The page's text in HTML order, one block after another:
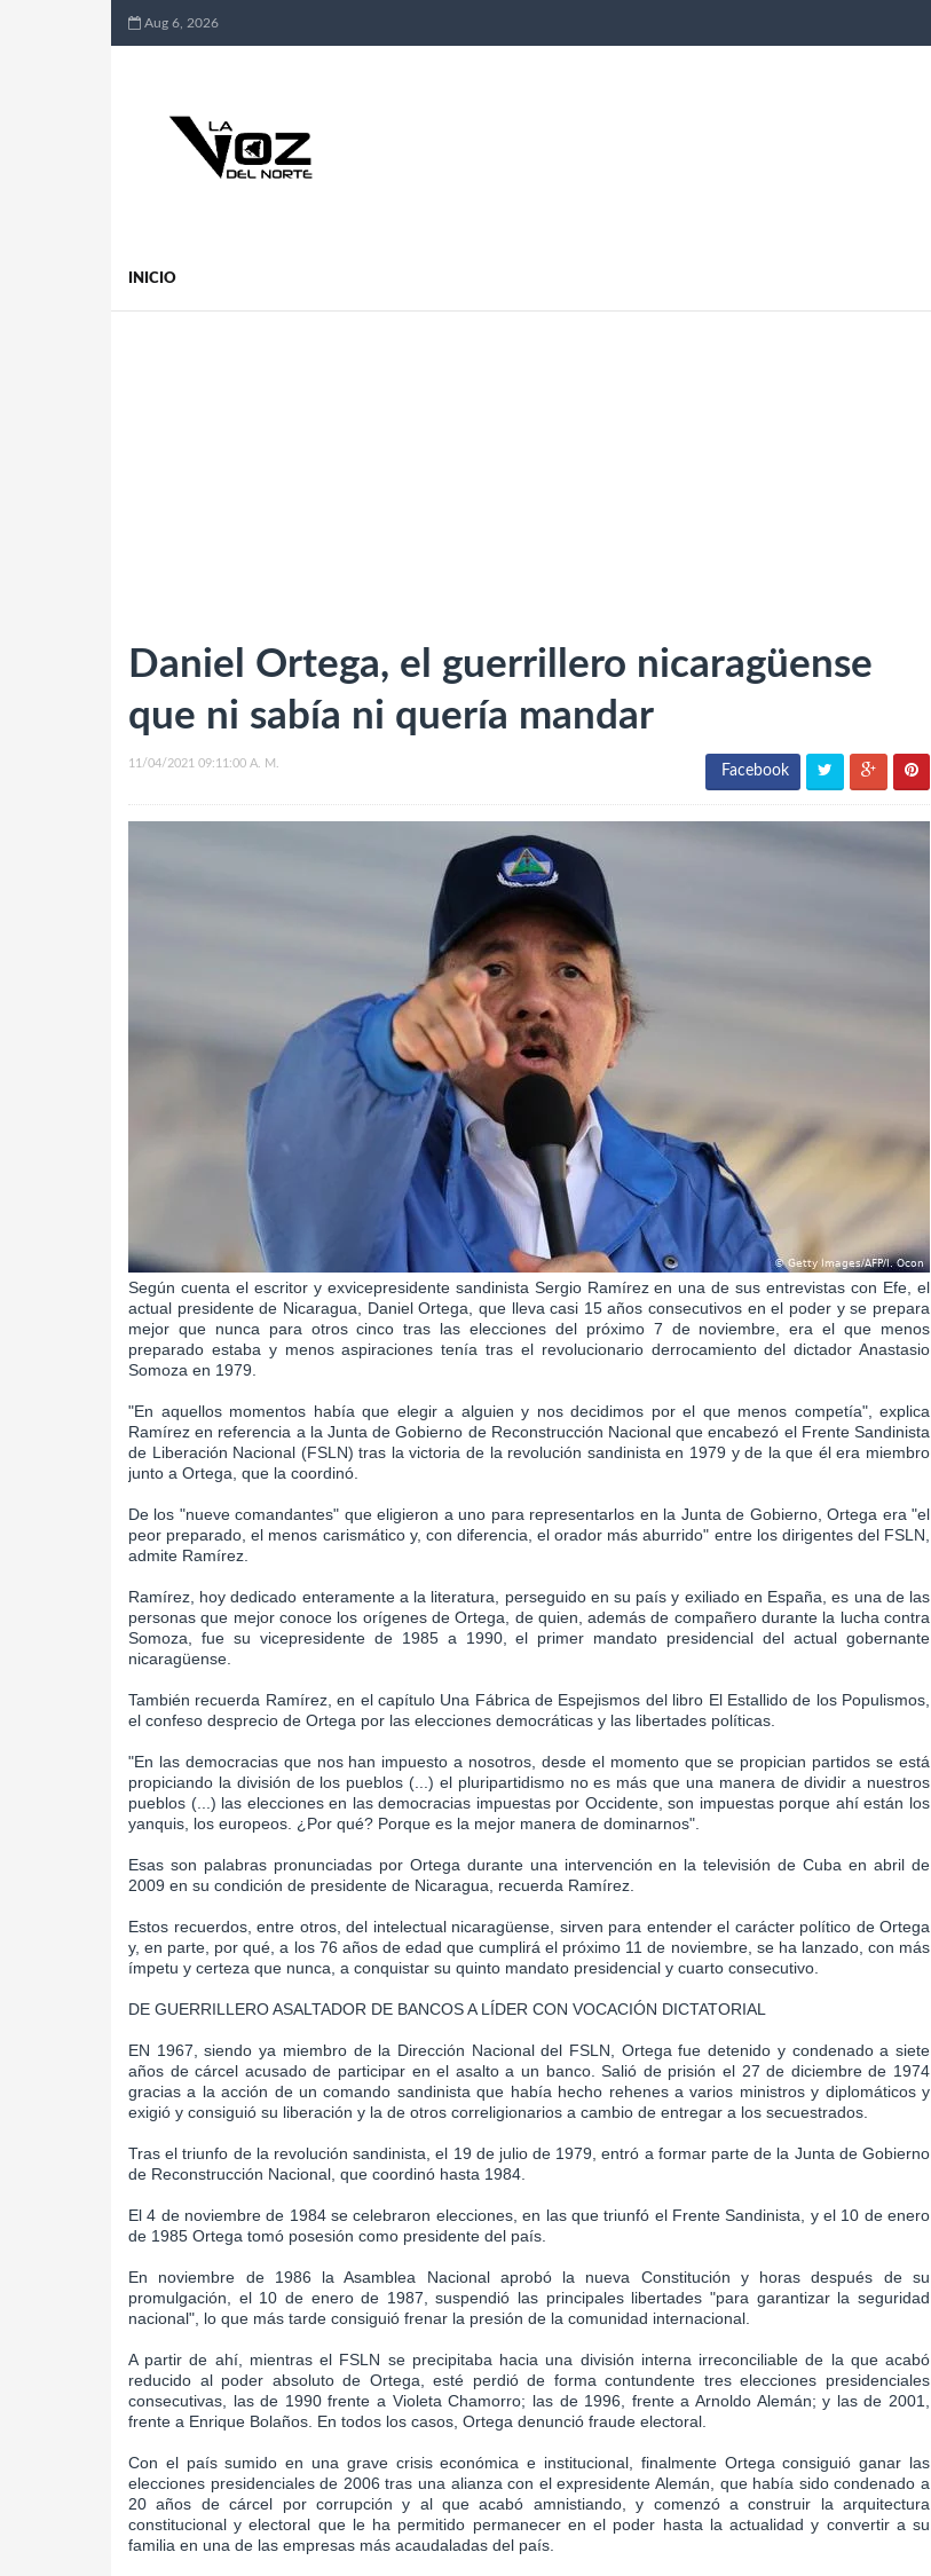
Aug 6, 2026
INICIO
Daniel Ortega, el guerrillero nicaragüense
que ni sabía ni quería mandar
11/04/2021 09:11:00 A. M. Facebook
Según cuenta el escritor y exvicepresidente sandinista Sergio Ramírez en una de sus entrevistas con Efe, el
actual presidente de Nicaragua, Daniel Ortega, que lleva casi 15 años consecutivos en el poder y se prepara
mejor que nunca para otros cinco tras las elecciones del próximo 7 de noviembre, era el que menos
preparado estaba y menos aspiraciones tenía tras el revolucionario derrocamiento del dictador Anastasio
Somoza en 1979.
"En aquellos momentos había que elegir a alguien y nos decidimos por el que menos competía", explica
Ramírez en referencia a la Junta de Gobierno de Reconstrucción Nacional que encabezó el Frente Sandinista
de Liberación Nacional (FSLN) tras la victoria de la revolución sandinista en 1979 y de la que él era miembro
junto a Ortega, que la coordinó.
De los "nueve comandantes" que eligieron a uno para representarlos en la Junta de Gobierno, Ortega era "el
peor preparado, el menos carismático y, con diferencia, el orador más aburrido" entre los dirigentes del FSLN,
admite Ramírez.
Ramírez, hoy dedicado enteramente a la literatura, perseguido en su país y exiliado en España, es una de las
personas que mejor conoce los orígenes de Ortega, de quien, además de compañero durante la lucha contra
Somoza, fue su vicepresidente de 1985 a 1990, el primer mandato presidencial del actual gobernante
nicaragüense.
También recuerda Ramírez, en el capítulo Una Fábrica de Espejismos del libro El Estallido de los Populismos,
el confeso desprecio de Ortega por las elecciones democráticas y las libertades políticas.
"En las democracias que nos han impuesto a nosotros, desde el momento que se propician partidos se está
propiciando la división de los pueblos (...) el pluripartidismo no es más que una manera de dividir a nuestros
pueblos (...) las elecciones en las democracias impuestas por Occidente, son impuestas porque ahí están los
yanquis, los europeos. ¿Por qué? Porque es la mejor manera de dominarnos".
Esas son palabras pronunciadas por Ortega durante una intervención en la televisión de Cuba en abril de
2009 en su condición de presidente de Nicaragua, recuerda Ramírez.
Estos recuerdos, entre otros, del intelectual nicaragüense, sirven para entender el carácter político de Ortega
y, en parte, por qué, a los 76 años de edad que cumplirá el próximo 11 de noviembre, se ha lanzado, con más
ímpetu y certeza que nunca, a conquistar su quinto mandato presidencial y cuarto consecutivo.
DE GUERRILLERO ASALTADOR DE BANCOS A LÍDER CON VOCACIÓN DICTATORIAL
EN 1967, siendo ya miembro de la Dirección Nacional del FSLN, Ortega fue detenido y condenado a siete
años de cárcel acusado de participar en el asalto a un banco. Salió de prisión el 27 de diciembre de 1974
gracias a la acción de un comando sandinista que había hecho rehenes a varios ministros y diplomáticos y
exigió y consiguió su liberación y la de otros correligionarios a cambio de entregar a los secuestrados.
Tras el triunfo de la revolución sandinista, el 19 de julio de 1979, entró a formar parte de la Junta de Gobierno
de Reconstrucción Nacional, que coordinó hasta 1984.
El 4 de noviembre de 1984 se celebraron elecciones, en las que triunfó el Frente Sandinista, y el 10 de enero
de 1985 Ortega tomó posesión como presidente del país.
En noviembre de 1986 la Asamblea Nacional aprobó la nueva Constitución y horas después de su
promulgación, el 10 de enero de 1987, suspendió las principales libertades "para garantizar la seguridad
nacional", lo que más tarde consiguió frenar la presión de la comunidad internacional.
A partir de ahí, mientras el FSLN se precipitaba hacia una división interna irreconciliable de la que acabó
reducido al poder absoluto de Ortega, esté perdió de forma contundente tres elecciones presidenciales
consecutivas, las de 1990 frente a Violeta Chamorro; las de 1996, frente a Arnoldo Alemán; y las de 2001,
frente a Enrique Bolaños. En todos los casos, Ortega denunció fraude electoral.
Con el país sumido en una grave crisis económica e institucional, finalmente Ortega consiguió ganar las
elecciones presidenciales de 2006 tras una alianza con el expresidente Alemán, que había sido condenado a
20 años de cárcel por corrupción y al que acabó amnistiando, y comenzó a construir la arquitectura
constitucional y electoral que le ha permitido permanecer en el poder hasta la actualidad y convertir a su
familia en una de las empresas más acaudaladas del país.